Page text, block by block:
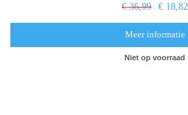
€ 36,99 € 18,82
Meer informatie
Niet op voorraad